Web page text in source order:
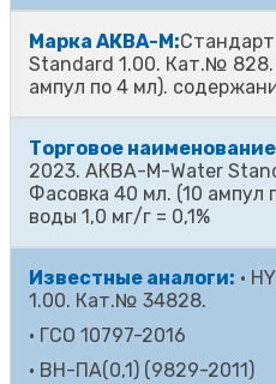
Марка АКВА-М:
Standard 1.00. Кат.№ 828.
ампул по 4 мл).
Торговое
2023. АКВА-М-Water
Фасовка 40 мл. (10 ампул
воды 1,0 мг/г = 0,1%
Известные аналоги: ·
1.00. Кат.№ 34828.
· ГСО 10797-2016
· ВН-ПА(0,1) (9829-2011)